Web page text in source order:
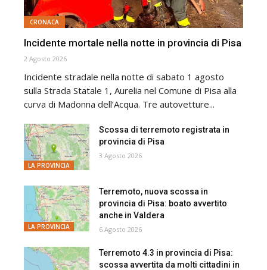
CRONACA
Incidente mortale nella notte in provincia di Pisa
2 Agosto 2026
Incidente stradale nella notte di sabato 1 agosto
sulla Strada Statale 1, Aurelia nel Comune di Pisa alla
curva di Madonna dell’Acqua. Tre autovetture...
LA PROVINCIA
Scossa di terremoto registrata in
provincia di Pisa
3 Agosto 2026
LA PROVINCIA
Terremoto, nuova scossa in
provincia di Pisa: boato avvertito
anche in Valdera
6 Agosto 2026
Terremoto 4.3 in provincia di Pisa:
scossa avvertita da molti cittadini in